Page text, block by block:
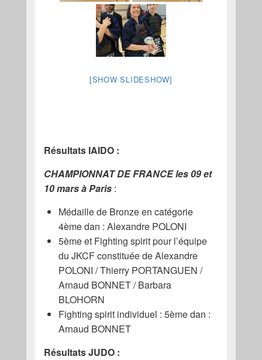
[SHOW SLIDESHOW]
Résultats IAIDO :
CHAMPIONNAT DE FRANCE les 09 et
10 mars à Paris:
Médaille de Bronze en catégorie
4ème dan : Alexandre POLONI
5ème et Fighting spirit pour l’équipe
du JKCF constituée de Alexandre
POLONI / Thierry PORTANGUEN /
Arnaud BONNET / Barbara
BLOHORN
Fighting spirit individuel : 5ème dan :
Arnaud BONNET
Résultats JUDO :